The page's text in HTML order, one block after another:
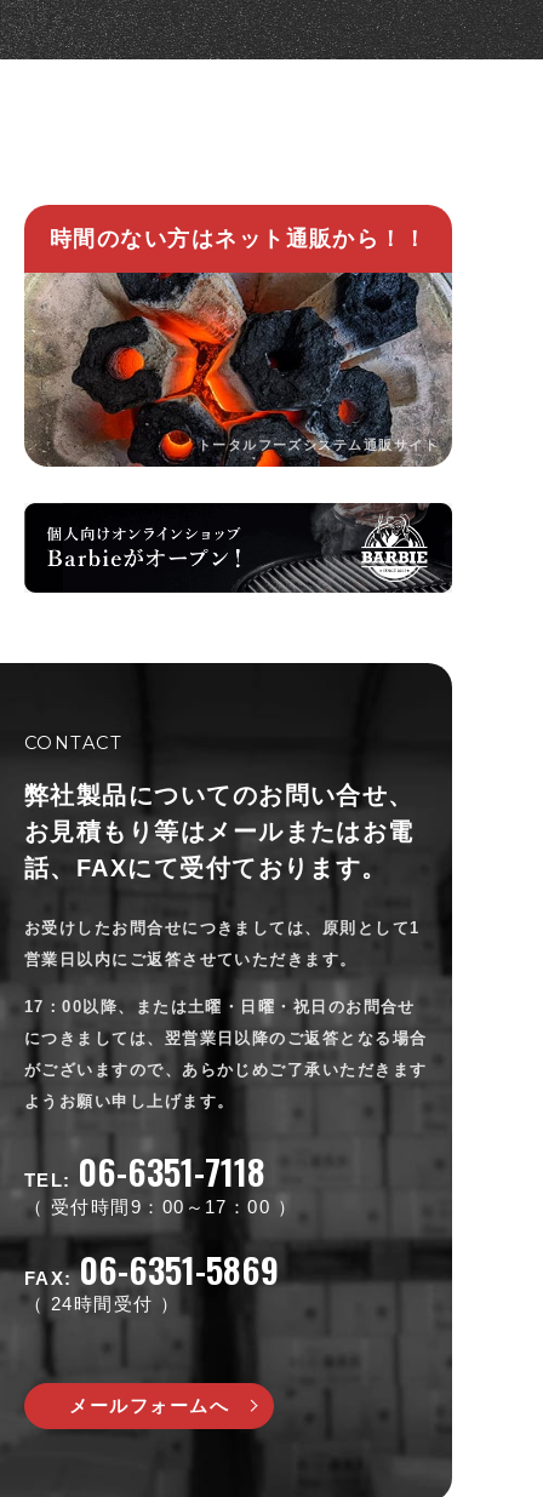
時間のない方はネット通販から！！
トータルフーズシステム通販サイト
CONTACT
弊社製品についてのお問い合せ、
お見積もり等は メールまたはお電
話、FAXにて受付ております。
お受けしたお問合せにつきましては、原則として1
営業日以内にご返答させていただきます。
17：00以降、または土曜・日曜・祝日のお問合せ
につきましては、翌営業日以降のご返答となる場合
がございますので、あらかじめご了承いただきます
ようお願い申し上げます。
TEL: 06-6351-7118
受付時間9：00～17：00
FAX: 06-6351-5869
24時間受付
メールフォームへ